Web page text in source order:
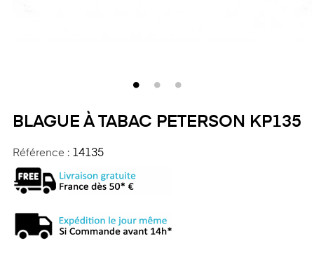
BLAGUE À TABAC PETERSON KP135
Référence : 14135